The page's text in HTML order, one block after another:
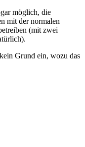
möglich, die
mit der normalen
(mit zwei
Grund ein, wozu das